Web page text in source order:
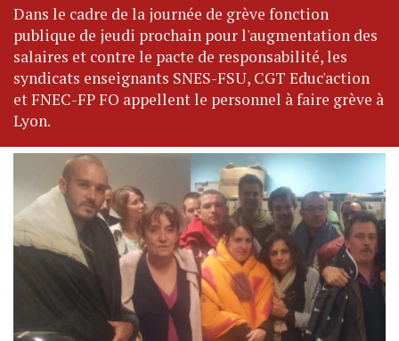
Dans le cadre de la journée de grève fonction
publique de jeudi prochain pour l'augmentation des
salaires et contre le pacte de responsabilité, les
syndicats enseignants SNES-FSU, CGT Educ'action
et FNEC-FP FO appellent le personnel à faire grève à
Lyon.